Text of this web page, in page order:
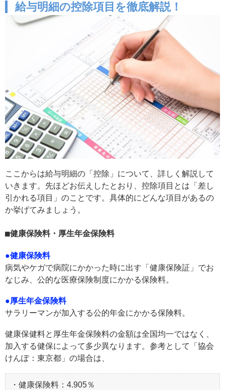
給与明細の控除項目を徹底解説！
ここからは給与明細の「控除」について、詳しく解説して
いきます。先ほどお伝えしたとおり、控除項目とは「差し
引かれる項目」のことです。具体的にどんな項目があるの
か挙げてみましょう。
健康保険料・厚生年金保険料
●健康保険料
病気やケガで病院にかかった時に出す「健康保険証」でお
なじみ、公的な医療保険制度にかかる保険料。
●厚生年金保険料
サラリーマンが加入する公的年金にかかる保険料。
健康保健料と厚生年金保険料の金額は全国均一ではなく、
加入する健保によって多少異なります。参考として「協会
けんぽ：東京都」の場合は、
・健康保険料：4.905％